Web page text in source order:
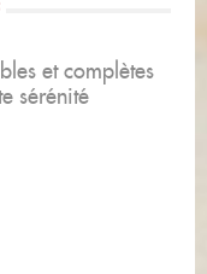
et complètes
sérénité